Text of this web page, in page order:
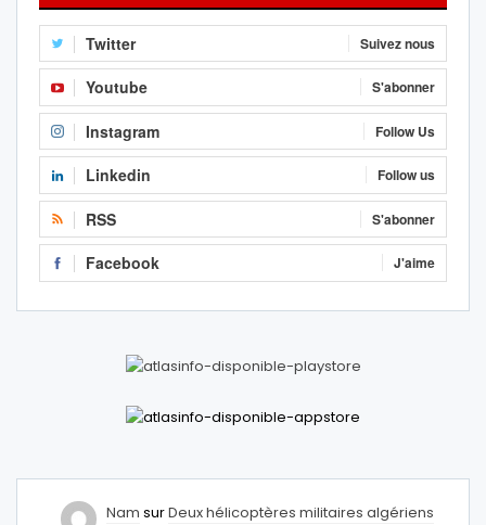
Twitter Suivez nous
Youtube S'abonner
Instagram Follow Us
Linkedin Follow us
RSS S'abonner
Facebook J'aime
Nam surDeux hélicoptères militaires algériens